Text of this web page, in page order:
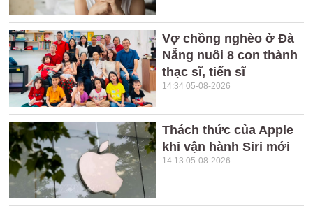
Vợ chồng nghèo ở Đà
Nẵng nuôi 8 con thành
thạc sĩ, tiến sĩ
14:34 05-08-2026
Thách thức của Apple
khi vận hành Siri mới
14:13 05-08-2026